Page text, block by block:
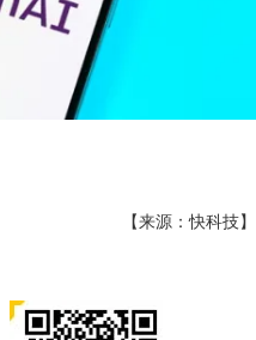
【来源：快科技】